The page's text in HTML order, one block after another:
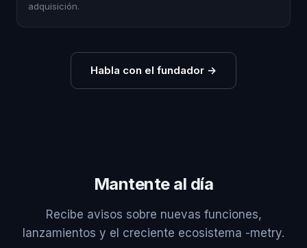
adquisición.
Habla con el fundador →
Mantente al día
Recibe avisos sobre nuevas funciones,
lanzamientos y el creciente ecosistema -metry.